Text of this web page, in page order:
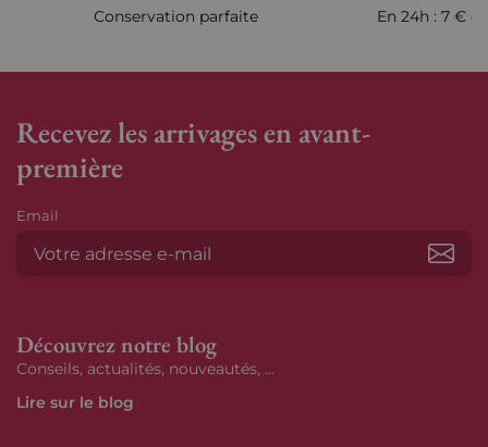
Conservation parfaite En 24h : 7 €
Recevez les arrivages en avant-
première
Email
Découvrez notre blog
Conseils, actualités, nouveautés, ...
Lire sur le blog